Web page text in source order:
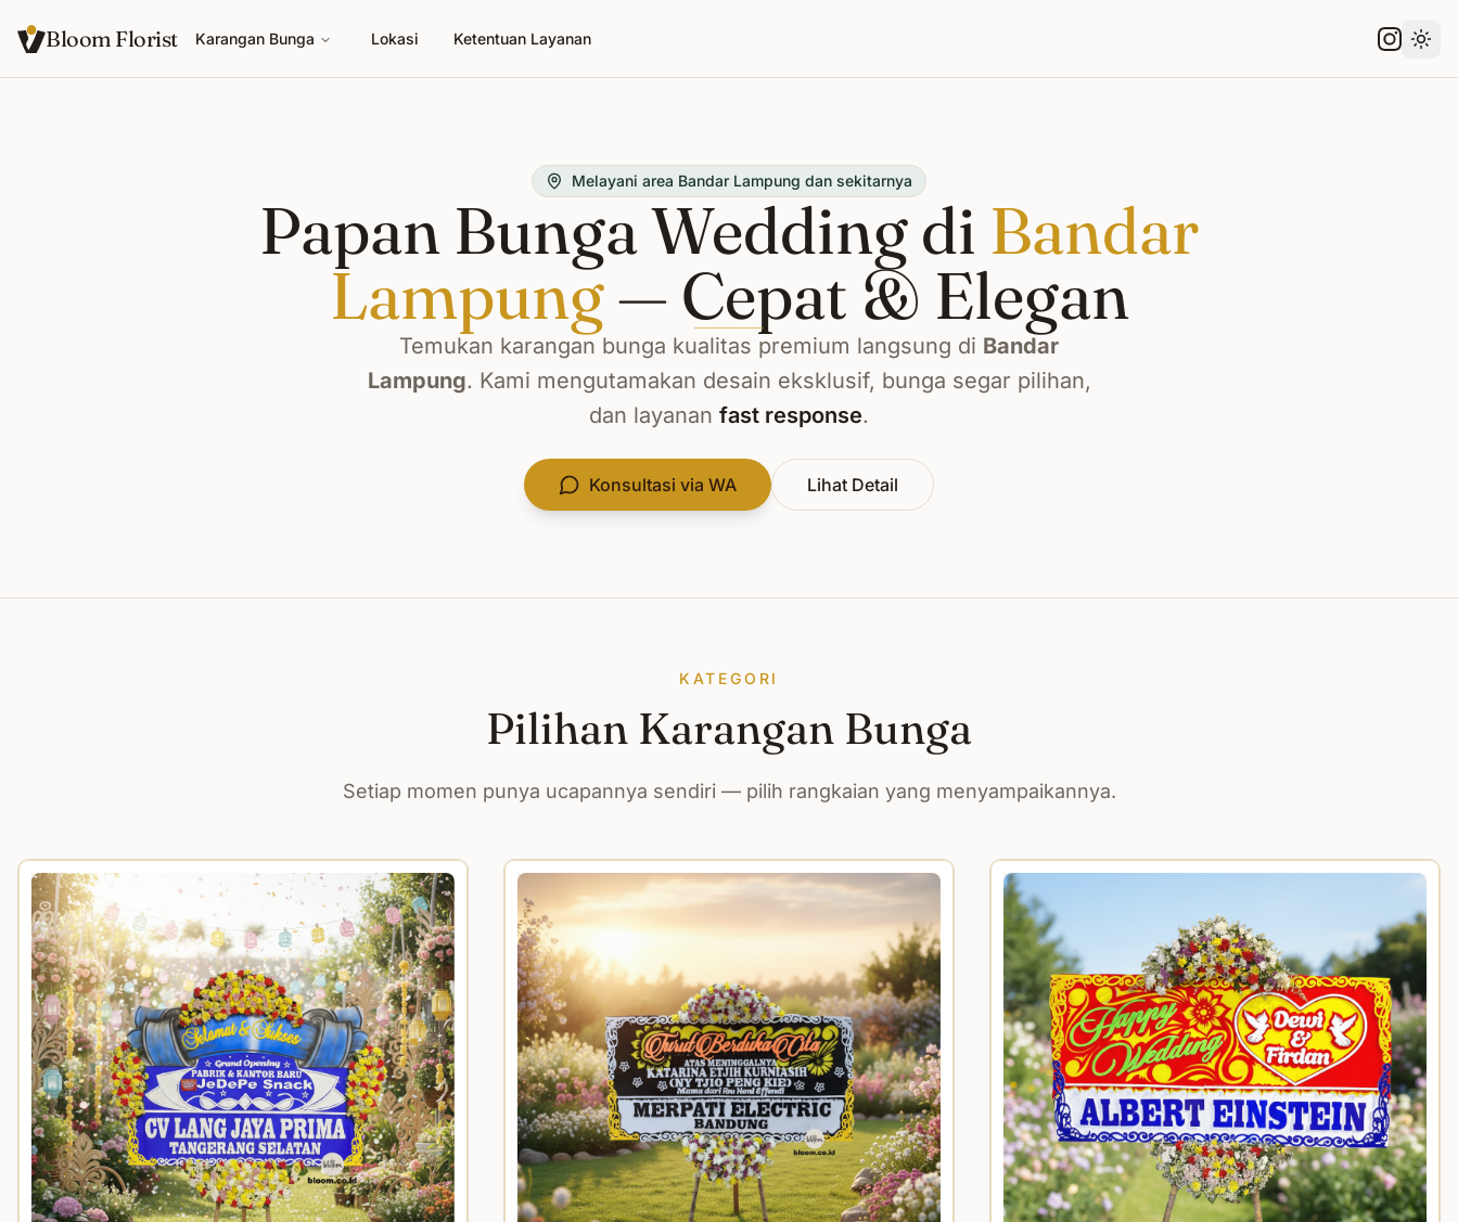
Bloom Florist Karangan Bunga Lokasi Ketentuan Layanan
Melayani area Bandar Lampung dan sekitarnya
Papan Bunga Wedding di Bandar
Lampung— Cepat & Elegan
Temukan karangan bunga kualitas premium langsung di Bandar
Lampung. Kami mengutamakan desain eksklusif, bunga segar pilihan,
dan layanan fast response.
Konsultasi via WA Lihat Detail
KATEGORI
Pilihan Karangan Bunga
Setiap momen punya ucapannya sendiri — pilih rangkaian yang menyampaikannya.